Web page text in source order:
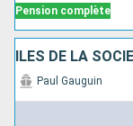
Pension complète
ÎLES DE LA
Paul Gauguin